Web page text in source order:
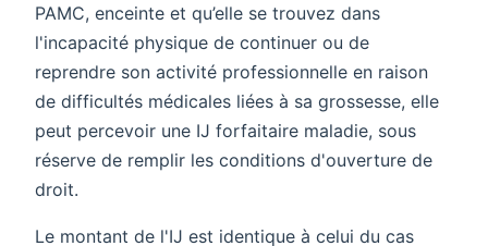
PAMC, enceinte et qu’elle se trouvez dans
l'incapacité physique de continuer ou de
reprendre son activité professionnelle en raison
de difficultés médicales liées à sa grossesse, elle
peut percevoir une IJ forfaitaire maladie, sous
réserve de remplir les conditions d'ouverture de
droit.
Le montant de l'IJ est identique à celui du cas